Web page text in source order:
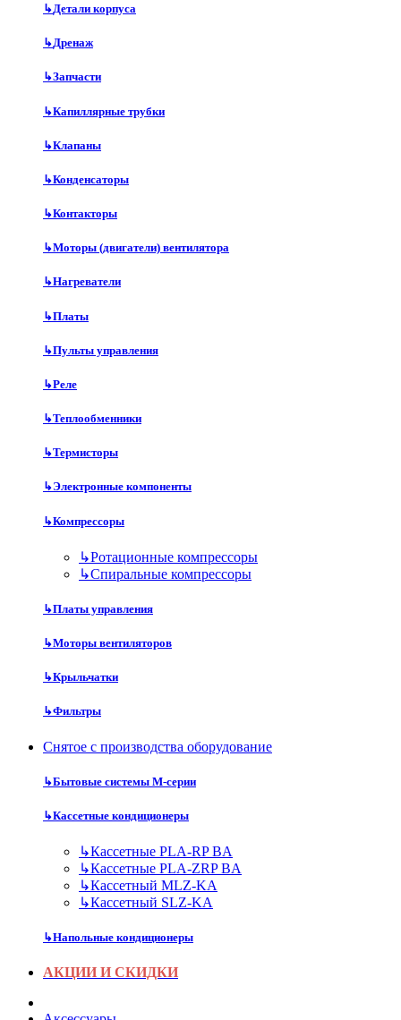
↳Детали корпуса
↳Дренаж
↳Запчасти
↳Капиллярные трубки
↳Клапаны
↳Конденсаторы
↳Контакторы
↳Моторы (двигатели) вентилятора
↳Нагреватели
↳Платы
↳Пульты управления
↳Реле
↳Теплообменники
↳Термисторы
↳Электронные компоненты
↳Компрессоры
↳Ротационные компрессоры
↳Спиральные компрессоры
↳Платы управления
↳Моторы вентиляторов
↳Крыльчатки
↳Фильтры
Снятое с производства оборудование
↳Бытовые системы M-серии
↳Кассетные кондиционеры
↳Кассетные PLA-RP BA
↳Кассетные PLA-ZRP BA
↳Кассетный MLZ-KA
↳Кассетный SLZ-KA
↳Напольные кондиционеры
АКЦИИ И СКИДКИ